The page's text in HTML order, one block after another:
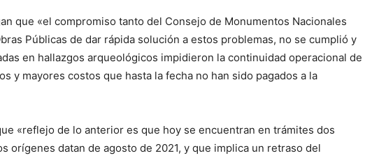
disminuir
el
volumen.
que «el compromiso tanto del Consejo de Monumentos Nacionales
Públicas de dar rápida solución a estos problemas, no se cumplió y
en hallazgos arqueológicos impidieron la continuidad operacional de
y mayores costos que hasta la fecha no han sido pagados a la
«reflejo de lo anterior es que hoy se encuentran en trámites dos
orígenes datan de agosto de 2021, y que implica un retraso del